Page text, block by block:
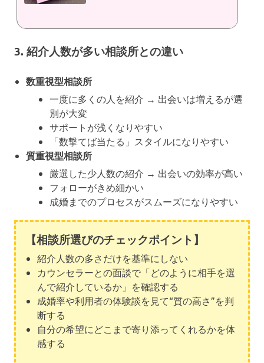
3. 紹介人数が多い相談所との違い
数重視型相談所
一度に多くの人を紹介 → 出会いは増えるが選
別が大変
サポートが浅くなりやすい
「数撃てば当たる」スタイルになりやすい
質重視型相談所
厳選した少人数の紹介 → 出会いの効率が高い
フォローがきめ細かい
成婚までのプロセスがスムーズになりやすい
【相談所選びのチェックポイント】
紹介人数の多さだけを基準にしない
カウンセラーとの面談で「どのように相手を選
んで紹介しているか」を確認する
成婚率や利用者の体験談を見て“質の高さ”を判
断する
自分の希望にどこまで寄り添ってくれるかを体
感する